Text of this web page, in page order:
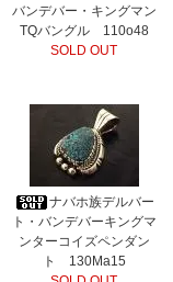
バンデバー・キングマン
TQバングル 110o48
SOLD OUT
ナバホ族デルバー
ト・バンデバーキングマ
ンターコイズペンダン
ト 130Ma15